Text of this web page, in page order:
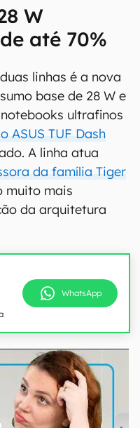
W
até 70%
linhas é a nova
base de 28 W e
ultrafinos
ASUS TUF Dash
A linha atua
da família Tiger
muito mais
da arquitetura
WhatsApp